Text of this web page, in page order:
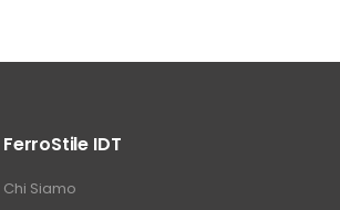
FerroStile IDT
Chi Siamo